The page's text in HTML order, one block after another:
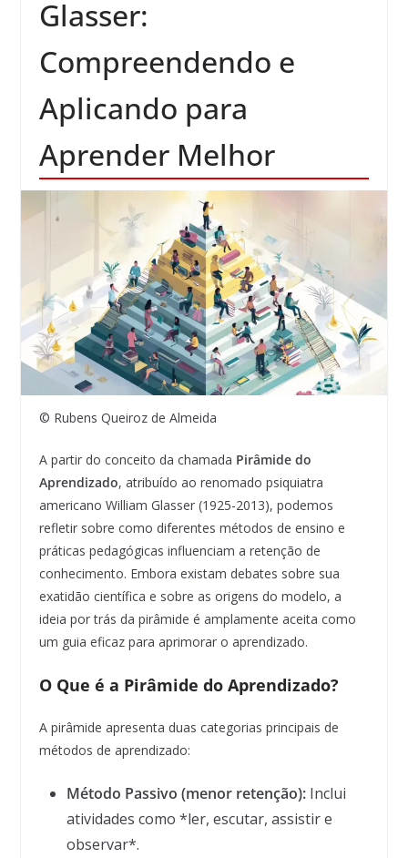
Glasser:
Compreendendo e
Aplicando para
Aprender Melhor
© Rubens Queiroz de Almeida
A partir do conceito da chamada Pirâmide do
Aprendizado, atribuído ao renomado psiquiatra
americano William Glasser (1925-2013), podemos
refletir sobre como diferentes métodos de ensino e
práticas pedagógicas influenciam a retenção de
conhecimento. Embora existam debates sobre sua
exatidão científica e sobre as origens do modelo, a
ideia por trás da pirâmide é amplamente aceita como
um guia eficaz para aprimorar o aprendizado.
O Que é a Pirâmide do Aprendizado?
A pirâmide apresenta duas categorias principais de
métodos de aprendizado:
Método Passivo (menor retenção):Inclui
atividades como *ler, escutar, assistir e
observar*.